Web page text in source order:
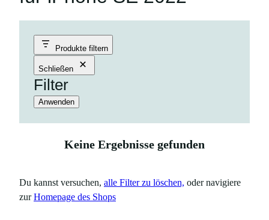
Produkte filtern
Schließen
Filter
Anwenden
Keine Ergebnisse gefunden
Du kannst versuchen, alle Filter zu löschen, oder navigiere
zurHomepage des Shops